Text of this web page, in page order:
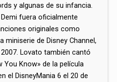
y algunas de su infancia.​
fuera oficialmente
originales como
miniserie de Disney Channel,
Lovato también cantó
You Know» de la película
el DisneyMania 6 el 20 de